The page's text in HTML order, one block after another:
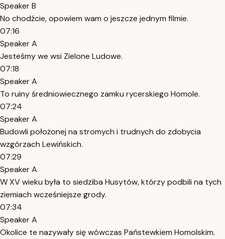
Speaker B
No chodźcie, opowiem wam o jeszcze jednym filmie.
07:16
Speaker A
Jesteśmy we wsi Zielone Ludowe.
07:18
Speaker A
To ruiny średniowiecznego zamku rycerskiego Homole.
07:24
Speaker A
Budowli położonej na stromych i trudnych do zdobycia
wzgórzach Lewińskich.
07:29
Speaker A
W XV wieku była to siedziba Husytów, którzy podbili na tych
ziemiach wcześniejsze grody.
07:34
Speaker A
Okolice te nazywały się wówczas Państewkiem Homolskim.